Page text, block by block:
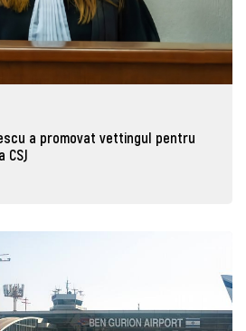
a promovat vettingul pentru